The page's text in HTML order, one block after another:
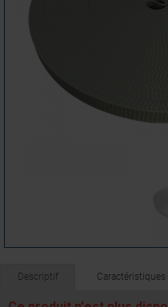
Descriptif Caractéristiques